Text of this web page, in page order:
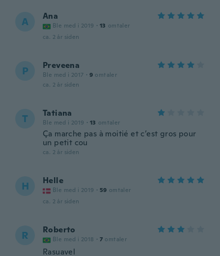
A Ana
Ble med i 2019 · 13 omtaler
ca. 2 år siden
P Preveena
Ble med i 2017 · 9 omtaler
ca. 2 år siden
T Tatiana
Ble med i 2019 · 13 omtaler
Ça marche pas à moitié et c’est gros pour
un petit cou
ca. 2 år siden
H Helle
Ble med i 2019 · 59 omtaler
ca. 2 år siden
R Roberto
Ble med i 2018 · 7 omtaler
Rasuavel